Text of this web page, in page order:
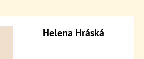
Helena Hráská